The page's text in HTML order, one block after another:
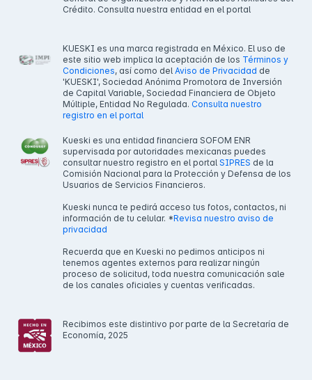
Crédito. Consulta nuestra entidad en el portal
KUESKI es una marca registrada en México. El uso de
este sitio web implica la aceptación de los Términos y
Condiciones, así como del Aviso de Privacidad de
'KUESKI', Sociedad Anónima Promotora de Inversión
de Capital Variable, Sociedad Financiera de Objeto
Múltiple, Entidad No Regulada. Consulta nuestro
registro en el portal
Kueski es una entidad financiera SOFOM ENR
supervisada por autoridades mexicanas puedes
consultar nuestro registro en el portal SIPRES de la
Comisión Nacional para la Protección y Defensa de los
Usuarios de Servicios Financieros.
Kueski nunca te pedirá acceso tus fotos, contactos, ni
información de tu celular. *Revisa nuestro aviso de
privacidad
Recuerda que en Kueski no pedimos anticipos ni
tenemos agentes externos para realizar ningún
proceso de solicitud, toda nuestra comunicación sale
de los canales oficiales y cuentas verificadas.
Recibimos este distintivo por parte de la Secretaría de
Economía, 2025